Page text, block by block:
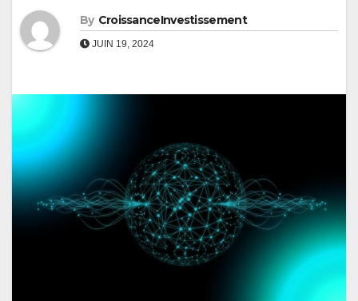
By CroissanceInvestissement
JUIN 19, 2024